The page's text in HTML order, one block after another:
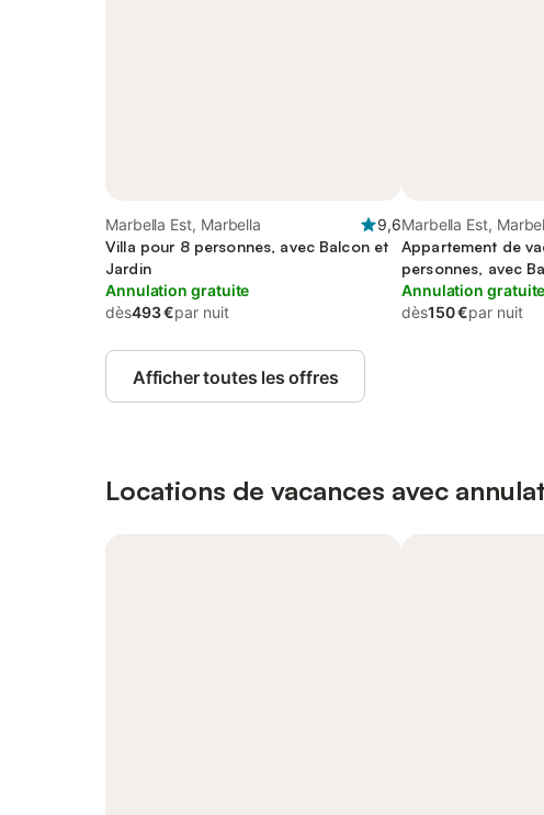
Marbella Est, Marbella
9,6
Villa pour 8 personnes, avec Balcon et
Jardin
Annulation gratuite
dès493 €par nuit
Marbella Est,
Appartement de
personnes, avec
Annulation gratuite
dès150 €par nuit
Afficher toutes les offres
Locations de vacances avec